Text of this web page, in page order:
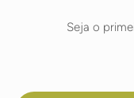
Seja o